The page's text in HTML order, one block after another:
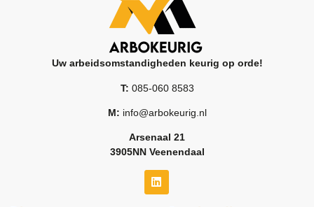
Uw arbeidsomstandigheden keurig op orde!
T: 085-060 8583
M: info@arbokeurig.nl
Arsenaal 21
3905NN Veenendaal